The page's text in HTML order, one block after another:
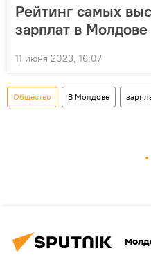
Рейтинг самых
зарплат в Молдове
11 июня 2023, 16:07
Общество В Молдове